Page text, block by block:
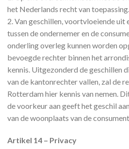
het Nederlands recht van toepassing.
2. Van geschillen, voortvloeiende uit
tussen de ondernemer en de
onderling overleg kunnen worden
bevoegde rechter binnen het
kennis. Uitgezonderd de geschillen
van de kantonrechter vallen, zal de
Rotterdam hier kennis van nemen.
de voorkeur aan geeft het geschil
van de woonplaats van de
Artikel 14 – Privacy